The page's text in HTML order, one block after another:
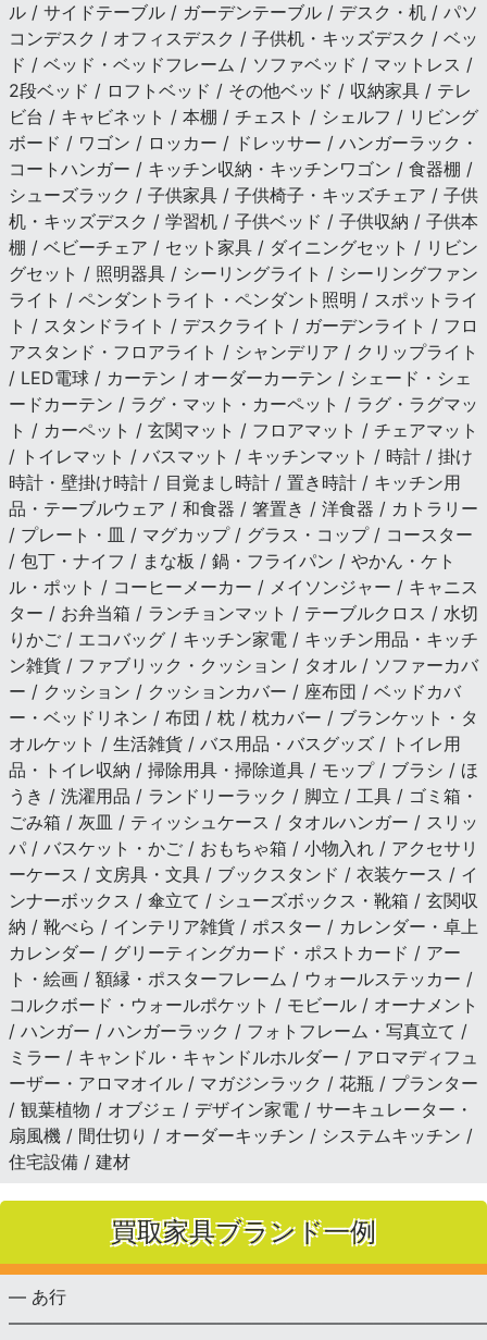
ル / サイドテーブル / ガーデンテーブル / デスク・机 / パソ
コンデスク / オフィスデスク / 子供机・キッズデスク / ベッ
ド / ベッド・ベッドフレーム / ソファベッド / マットレス /
2段ベッド / ロフトベッド / その他ベッド / 収納家具 / テレ
ビ台 / キャビネット / 本棚 / チェスト / シェルフ / リビング
ボード / ワゴン / ロッカー / ドレッサー / ハンガーラック・
コートハンガー / キッチン収納・キッチンワゴン / 食器棚 /
シューズラック / 子供家具 / 子供椅子・キッズチェア / 子供
机・キッズデスク / 学習机 / 子供ベッド / 子供収納 / 子供本
棚 / ベビーチェア / セット家具 / ダイニングセット / リビン
グセット / 照明器具 / シーリングライト / シーリングファン
ライト / ペンダントライト・ペンダント照明 / スポットライ
ト / スタンドライト / デスクライト / ガーデンライト / フロ
アスタンド・フロアライト / シャンデリア / クリップライト
/ LED電球 / カーテン / オーダーカーテン / シェード・シェ
ードカーテン / ラグ・マット・カーペット / ラグ・ラグマッ
ト / カーペット / 玄関マット / フロアマット / チェアマット
/ トイレマット / バスマット / キッチンマット / 時計 / 掛け
時計・壁掛け時計 / 目覚まし時計 / 置き時計 / キッチン用
品・テーブルウェア / 和食器 / 箸置き / 洋食器 / カトラリー
/ プレート・皿 / マグカップ / グラス・コップ / コースター
/ 包丁・ナイフ / まな板 / 鍋・フライパン / やかん・ケト
ル・ポット / コーヒーメーカー / メイソンジャー / キャニス
ター / お弁当箱 / ランチョンマット / テーブルクロス / 水切
りかご / エコバッグ / キッチン家電 / キッチン用品・キッチ
ン雑貨 / ファブリック・クッション / タオル / ソファーカバ
ー / クッション / クッションカバー / 座布団 / ベッドカバ
ー・ベッドリネン / 布団 / 枕 / 枕カバー / ブランケット・タ
オルケット / 生活雑貨 / バス用品・バスグッズ / トイレ用
品・トイレ収納 / 掃除用具・掃除道具 / モップ / ブラシ / ほ
うき / 洗濯用品 / ランドリーラック / 脚立 / 工具 / ゴミ箱・
ごみ箱 / 灰皿 / ティッシュケース / タオルハンガー / スリッ
パ / バスケット・かご / おもちゃ箱 / 小物入れ / アクセサリ
ーケース / 文房具・文具 / ブックスタンド / 衣装ケース / イ
ンナーボックス / 傘立て / シューズボックス・靴箱 / 玄関収
納 / 靴べら / インテリア雑貨 / ポスター / カレンダー・卓上
カレンダー / グリーティングカード・ポストカード / アー
ト・絵画 / 額縁・ポスターフレーム / ウォールステッカー /
コルクボード・ウォールポケット / モビール / オーナメント
/ ハンガー / ハンガーラック / フォトフレーム・写真立て /
ミラー / キャンドル・キャンドルホルダー / アロマディフュ
ーザー・アロマオイル / マガジンラック / 花瓶 / プランター
/ 観葉植物 / オブジェ / デザイン家電 / サーキュレーター・
扇風機 / 間仕切り / オーダーキッチン / システムキッチン /
住宅設備 / 建材
買取家具ブランド一例
— あ行